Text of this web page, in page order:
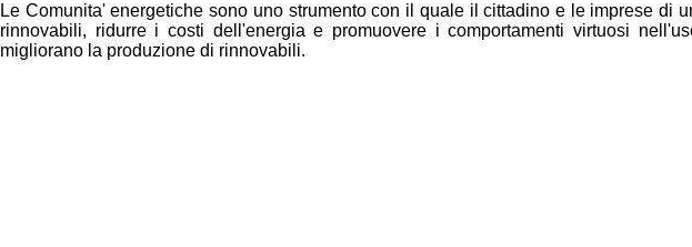
Le Comunita' energetiche sono uno strumento con il quale il cittadino e le imprese di
rinnovabili, ridurre i costi dell'energia e promuovere i comportamenti virtuosi
migliorano la produzione di rinnovabili.